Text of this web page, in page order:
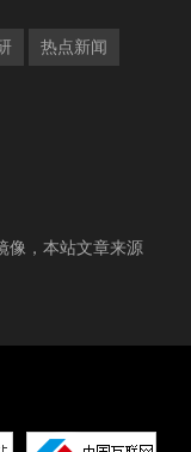
热点新闻
像，本站文章来源